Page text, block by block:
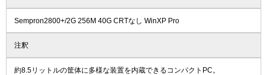
Sempron2800+/2G 256M 40G CRTなし WinXP Pro
注釈
約8.5リットルの筐体に多様な装置を内蔵できるコンパクトPC。